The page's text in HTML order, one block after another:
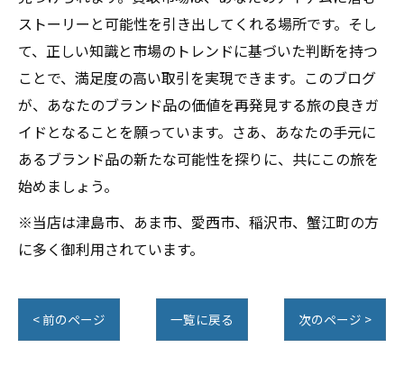
ストーリーと可能性を引き出してくれる場所です。そし
て、正しい知識と市場のトレンドに基づいた判断を持つ
ことで、満足度の高い取引を実現できます。このブログ
が、あなたのブランド品の価値を再発見する旅の良きガ
イドとなることを願っています。さあ、あなたの手元に
あるブランド品の新たな可能性を探りに、共にこの旅を
始めましょう。
※当店は津島市、あま市、愛西市、稲沢市、蟹江町の方
に多く御利用されています。
< 前のページ 一覧に戻る 次のページ >